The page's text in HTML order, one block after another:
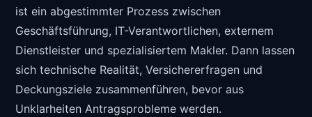
ist ein abgestimmter Prozess zwischen
Geschäftsführung, IT-Verantwortlichen, externem
Dienstleister und spezialisiertem Makler. Dann lassen
sich technische Realität, Versichererfragen und
Deckungsziele zusammenführen, bevor aus
Unklarheiten Antragsprobleme werden.